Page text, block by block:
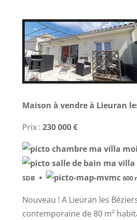
Maison à vendre à Lieuran
Prix : 230 000 €
SDB • 600
Nouveau ! A Lieuran les
contemporaine de 80 m²